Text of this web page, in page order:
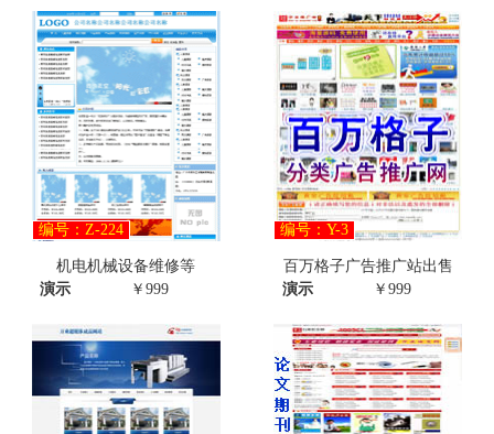
编号：Z-224
机电机械设备维修等
演示
￥999
编号：Y-3
百万格子广告推广站出售
演示
￥999